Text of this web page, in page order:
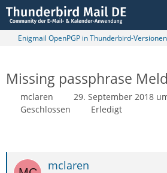
Enigmail OpenPGP in Thunderbird-
Missing passphrase
mclaren
29. September 2018
Geschlossen
Erledigt
mclaren